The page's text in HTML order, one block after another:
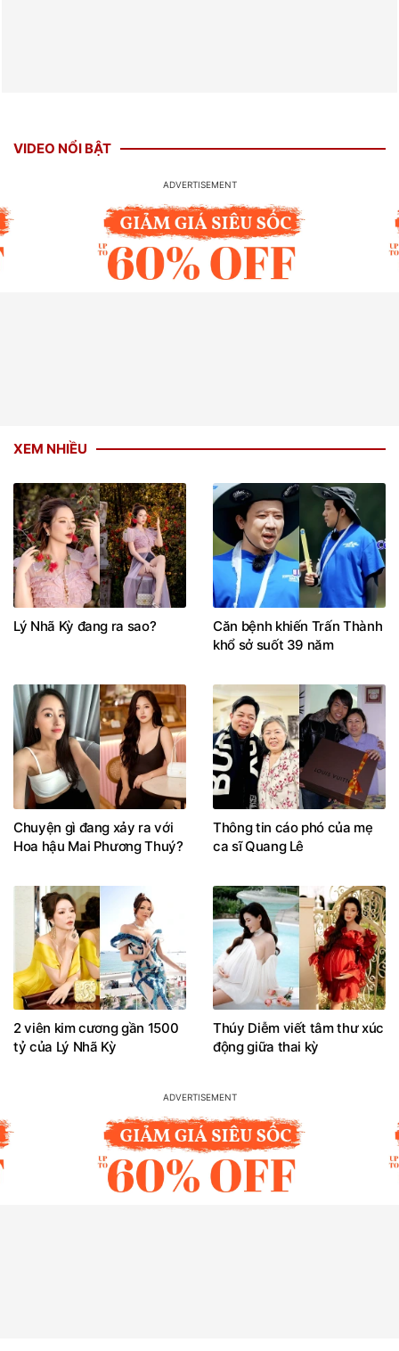
VIDEO NỔI BẬT
XEM NHIỀU
Lý Nhã Kỳ đang ra sao?
Căn bệnh khiến Trấn Thành
khổ sở suốt 39 năm
Chuyện gì đang xảy ra với
Hoa hậu Mai Phương Thuý?
Thông tin cáo phó của mẹ
ca sĩ Quang Lê
2 viên kim cương gần 1500
tỷ của Lý Nhã Kỳ
Thúy Diễm viết tâm thư xúc
động giữa thai kỳ